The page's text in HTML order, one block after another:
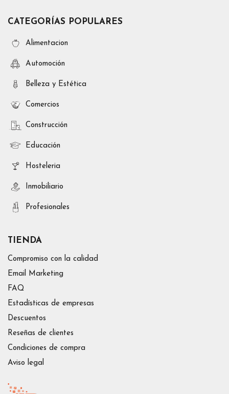
CATEGORÍAS POPULARES
Alimentacion
Automoción
Belleza y Estética
Comercios
Construcción
Educación
Hosteleria
Inmobiliario
Profesionales
TIENDA
Compromiso con la calidad
Email Marketing
FAQ
Estadísticas de empresas
Descuentos
Reseñas de clientes
Condiciones de compra
Aviso legal